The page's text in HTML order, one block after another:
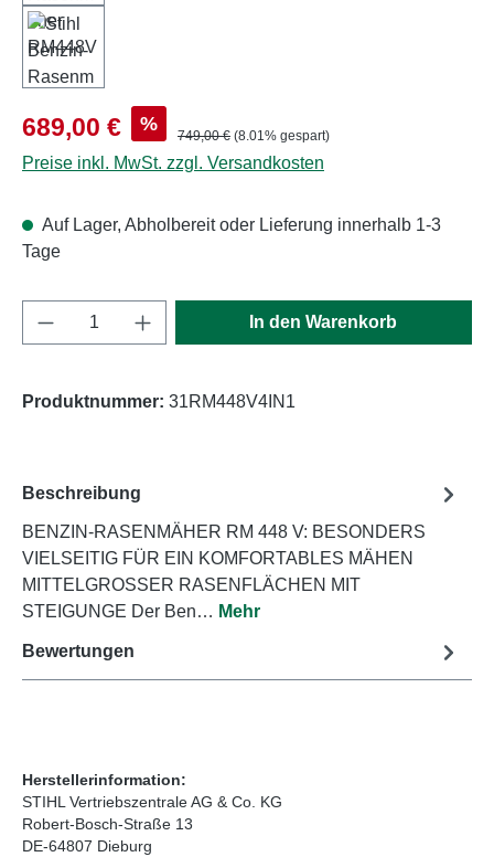
Verkaufspreis:
689,00 € % Regulärer Preis:
749,00 € (8.01% gespart)
Preise inkl. MwSt. zzgl. Versandkosten
Auf Lager, Abholbereit oder Lieferung innerhalb 1-3
Tage
Produkt Anzahl: Gib den gewünschten
In den Warenkorb
Produktnummer: 31RM448V4IN1
Beschreibung
BENZIN-RASENMÄHER RM 448 V: BESONDERS
VIELSEITIG FÜR EIN KOMFORTABLES MÄHEN
MITTELGROSSER RASENFLÄCHEN MIT
STEIGUNGE Der Ben… Mehr
Bewertungen
Herstellerinformation:
STIHL Vertriebszentrale AG & Co. KG
Robert-Bosch-Straße 13
DE-64807 Dieburg